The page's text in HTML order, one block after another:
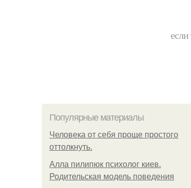
Популярные материалы
Человека от себя проще простого
оттолкнуть.
Алла пилипюк психолог киев.
Родительская модель поведения